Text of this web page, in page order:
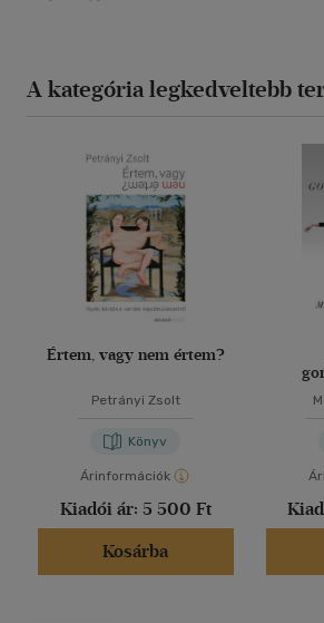
A kategória legkedveltebb
Értem, vagy nem értem?
Petrányi Zsolt
Könyv
Árinformációk
Kiadói ár: 5 500 Ft
Kosárba